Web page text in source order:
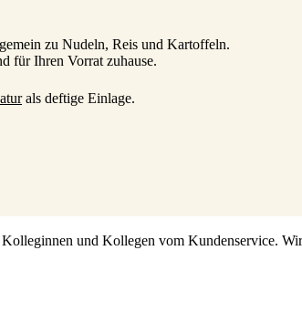
zu Nudeln, Reis und Kartoffeln.
für Ihren Vorrat zuhause.
als deftige Einlage.
und Kollegen vom Kundenservice.